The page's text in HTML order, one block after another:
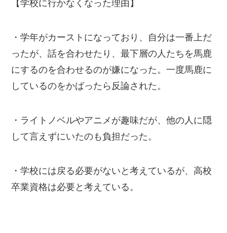
【学校に行かなくなった理由】
・学年がカーストになっており、自分は一番上だ
ったが、話を合わせたり、最下層の人たちを馬鹿
にするのを合わせるのが嫌になった。一度馬鹿に
しているのをかばったら反論された。
・ライトノベルやアニメが趣味だが、他の人に隠
して言えずにいたのも負担だった。
・学校には戻る必要がないと考えているが、高校
卒業資格は必要と考えている。